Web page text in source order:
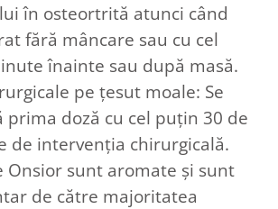
în osteortrită atunci când
fără mâncare sau cu cel
înainte sau după masă.
pe țesut moale: Se
prima doză cu cel puțin 30 de
de intervenția chirurgicală.
Onsior sunt aromate şi sunt
de către majoritatea